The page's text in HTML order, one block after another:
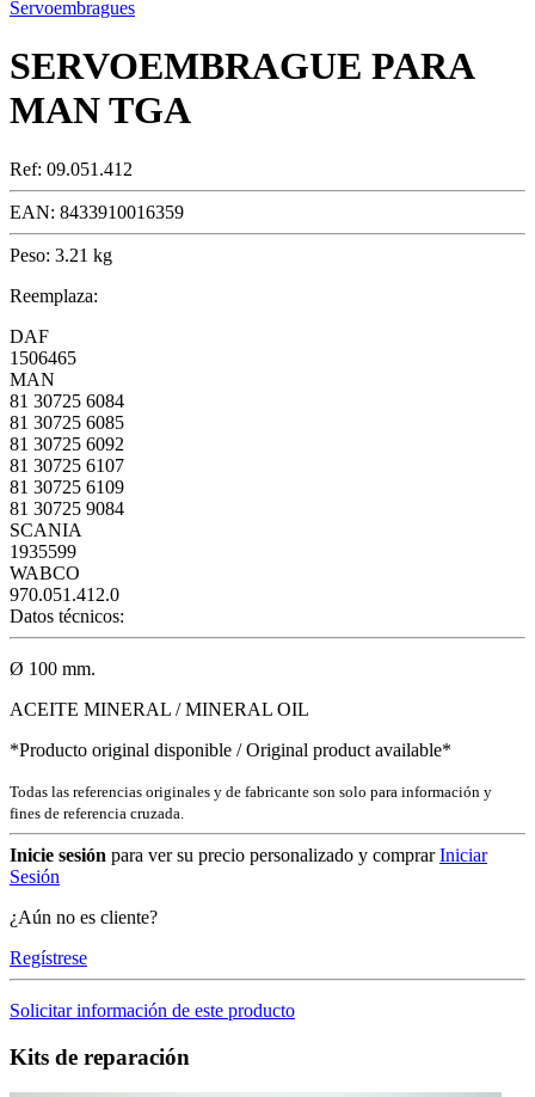
Servoembragues
SERVOEMBRAGUE PARA
MAN TGA
Ref: 09.051.412
EAN: 8433910016359
Peso: 3.21 kg
Reemplaza:
DAF
1506465
MAN
81 30725 6084
81 30725 6085
81 30725 6092
81 30725 6107
81 30725 6109
81 30725 9084
SCANIA
1935599
WABCO
970.051.412.0
Datos técnicos:
Ø 100 mm.
ACEITE MINERAL / MINERAL OIL
*Producto original disponible / Original product available*
Todas las referencias originales y de fabricante son solo para información y
fines de referencia cruzada.
Inicie sesión para ver su precio personalizado y comprar Iniciar
Sesión
¿Aún no es cliente?
Regístrese
Solicitar información de este producto
Kits de reparación